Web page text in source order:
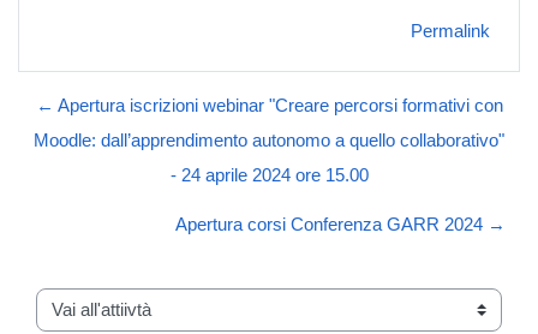
Permalink
← Apertura iscrizioni webinar "Creare percorsi formativi con
Moodle: dall’apprendimento autonomo a quello collaborativo"
- 24 aprile 2024 ore 15.00
Apertura corsi Conferenza GARR 2024 →
Vai all'attiivtà